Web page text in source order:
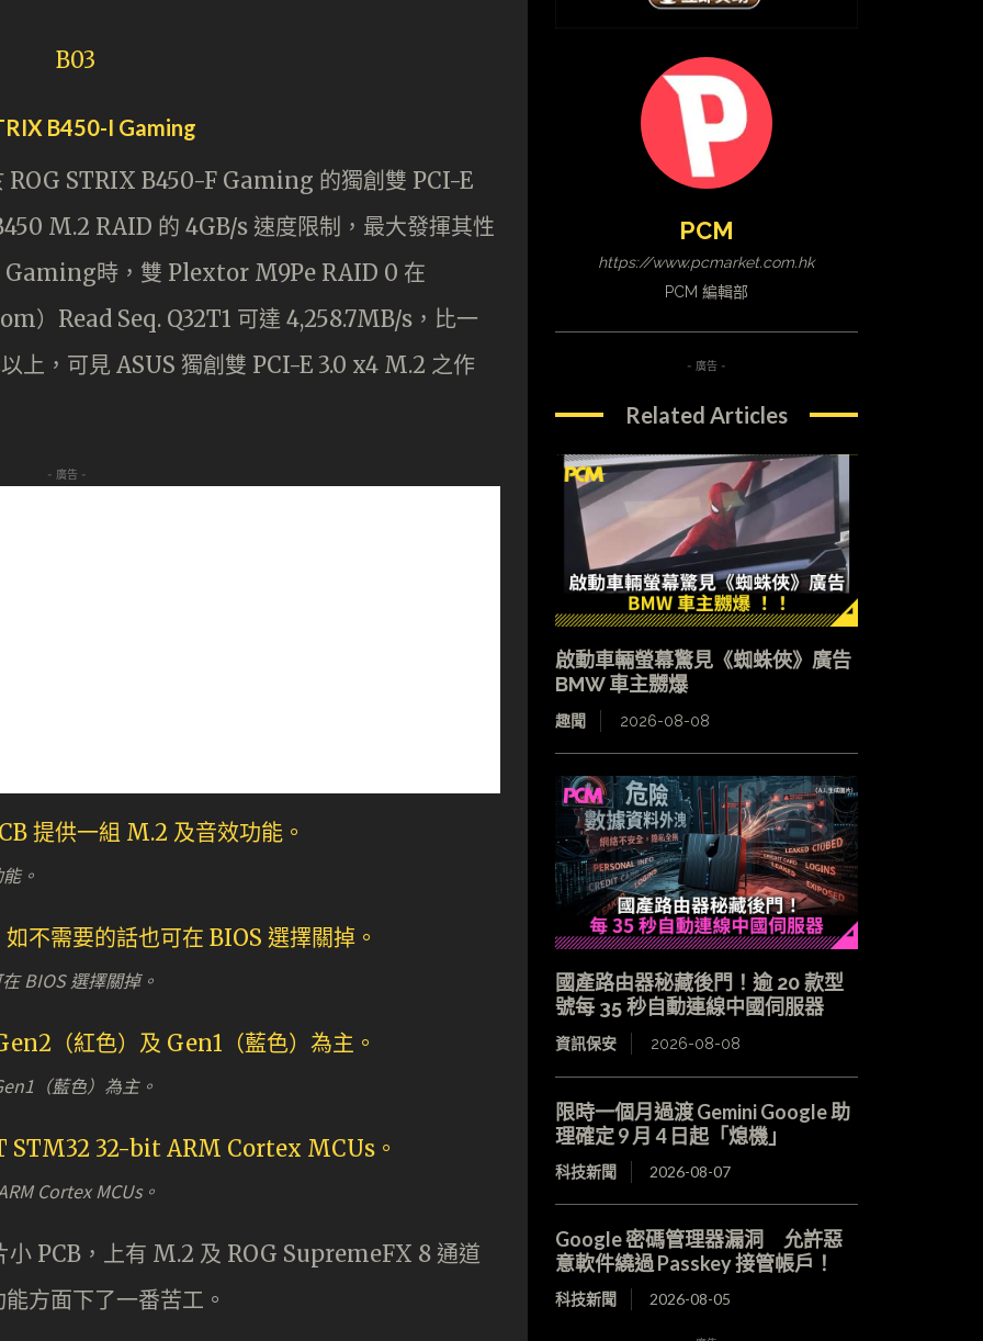
B450-I Gaming
STRIX B450-F Gaming 的獨創雙 PCI-E
M.2 RAID 的 4GB/s 速度限制，最大發揮其性
Gaming時，雙 Plextor M9Pe RAID 0 在
Read Seq. Q32T1 可達 4,258.7MB/s，比一
上，可見 ASUS 獨創雙 PCI-E 3.0 x4 M.2 之作
- 廣告 -
。
BIOS 選擇關掉。
（藍色）為主。
Cortex MCUs。
PCB，上有 M.2 及 ROG SupremeFX 8 通道
方面下了一番苦工。
PCM
https://www.pcmarket.com.hk
PCM 編輯部
- 廣告 -
Related Articles
啟動車輛螢幕驚見《蜘蛛俠》廣告
BMW 車主嬲爆
趣聞 2026-08-08
國產路由器秘藏後門！逾 20 款型
號每 35 秒自動連線中國伺服器
資訊保安 2026-08-08
限時一個月過渡 Gemini Google 助
理確定 9 月 4 日起「熄機」
科技新聞 2026-08-07
Google 密碼管理器漏洞 允許惡
意軟件繞過 Passkey 接管帳戶！
科技新聞 2026-08-05